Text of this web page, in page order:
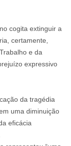
cogita extinguir a
certamente,
e da
expressivo
da tragédia
uma diminuição
eficácia